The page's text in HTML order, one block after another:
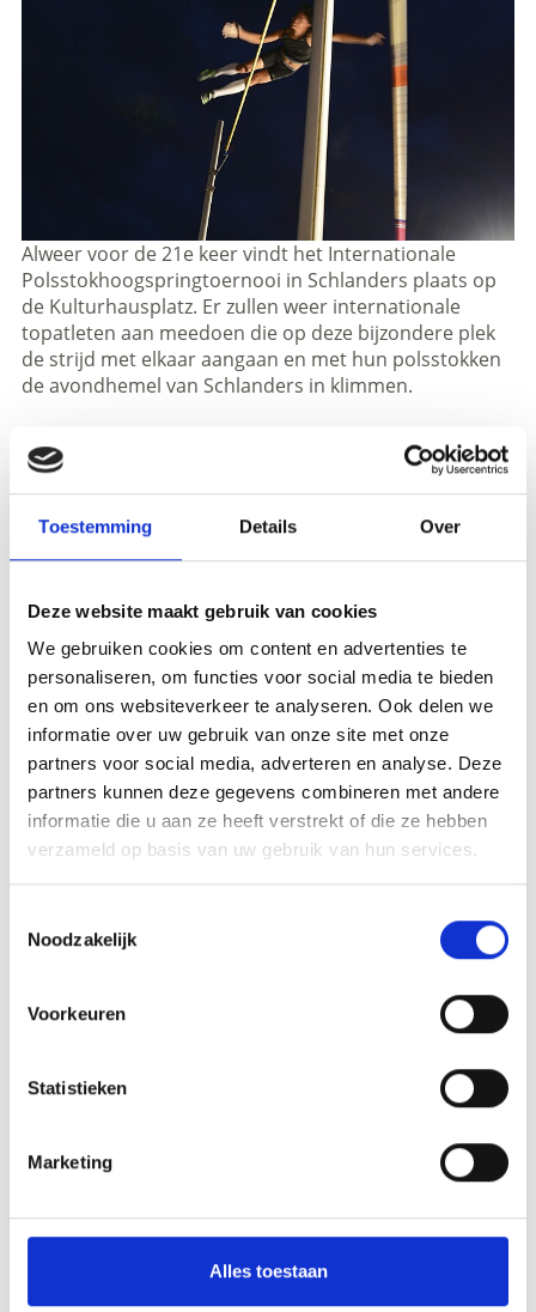
Toestemming Details Over
Deze website maakt gebruik van cookies
We gebruiken cookies om content en advertenties te
personaliseren, om functies voor social media te bieden
en om ons websiteverkeer te analyseren. Ook delen we
informatie over uw gebruik van onze site met onze
partners voor social media, adverteren en analyse. Deze
partners kunnen deze gegevens combineren met andere
informatie die u aan ze heeft verstrekt of die ze hebben
verzameld op basis van uw gebruik van hun services.
Noodzakelijk
Voorkeuren
Statistieken
Marketing
Alles toestaan
Alweer voor de 21e keer vindt het Internationale
Polsstokhoogspringtoernooi in Schlanders plaats op
de Kulturhausplatz. Er zullen weer internationale
topatleten aan meedoen die op deze bijzondere plek
de strijd met elkaar aangaan en met hun polsstokken
de avondhemel van Schlanders in klimmen.
Informatie
http://www.stabhochsprung.it
Registration required
Plaats evenement
Kulturhausplatz - Schlanders
Organisator
sonstige
zurück zu den Top Events
WAS DE INHOUD NUTTIG VOOR U?
Ja
No
Meer interessante links